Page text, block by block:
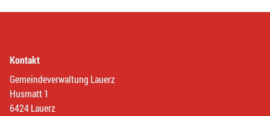
Kontakt
Gemeindeverwaltung Lauerz
Husmatt 1
6424 Lauerz